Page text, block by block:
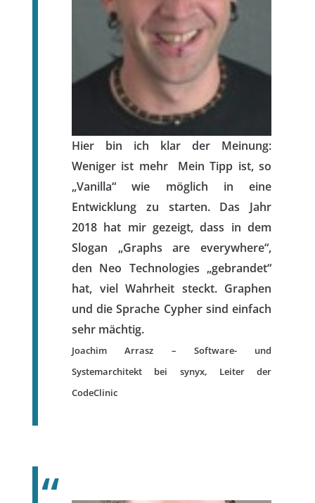
Hier bin ich klar der Meinung:
Weniger ist mehr Mein Tipp ist, so
„Vanilla“ wie möglich in eine
Entwicklung zu starten. Das Jahr
2018 hat mir gezeigt, dass in dem
Slogan „Graphs are everywhere“,
den Neo Technologies „gebrandet“
hat, viel Wahrheit steckt. Graphen
und die Sprache Cypher sind einfach
sehr mächtig.
Joachim Arrasz – Software- und
Systemarchitekt bei synyx, Leiter der
CodeClinic